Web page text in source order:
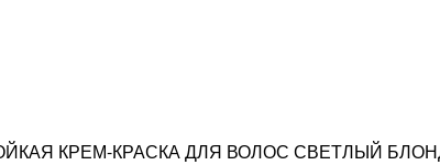
СТОЙКАЯ КРЕМ-КРАСКА ДЛЯ ВОЛОС СВЕТЛЫЙ